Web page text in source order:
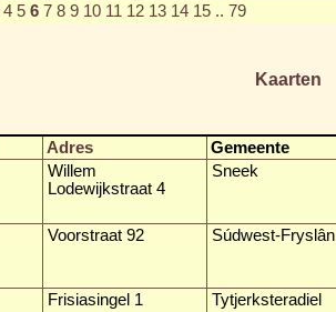
4 5 6 7 8 9 10 11 12 13 14 15 .. 79
Kaarten
Adres Gemeente
Willem
Lodewijkstraat 4
Sneek
Voorstraat 92 Súdwest-Fryslân
Frisiasingel 1 Tytjerksteradiel